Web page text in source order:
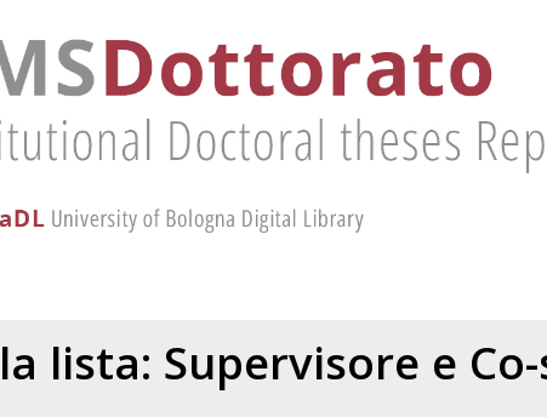
lista: Supervisore e